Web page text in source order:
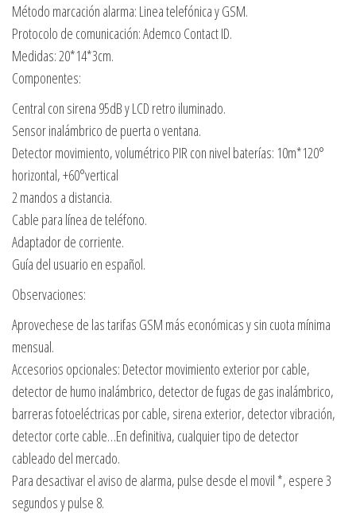
Método marcación alarma: Linea telefónica y GSM.
Protocolo de comunicación: Ademco Contact ID.
Medidas: 20*14*3cm.
Componentes:
Central con sirena 95dB y LCD retro iluminado.
Sensor inalámbrico de puerta o ventana.
Detector movimiento, volumétrico PIR con nivel baterías: 10m*120°
horizontal, +60°vertical
2 mandos a distancia.
Cable para línea de teléfono.
Adaptador de corriente.
Guía del usuario en español.
Observaciones:
Aprovechese de las tarifas GSM más económicas y sin cuota mínima
mensual.
Accesorios opcionales: Detector movimiento exterior por cable,
detector de humo inalámbrico, detector de fugas de gas inalámbrico,
barreras fotoeléctricas por cable, sirena exterior, detector vibración,
detector corte cable…En definitiva, cualquier tipo de detector
cableado del mercado.
Para desactivar el aviso de alarma, pulse desde el movil *, espere 3
segundos y pulse 8.